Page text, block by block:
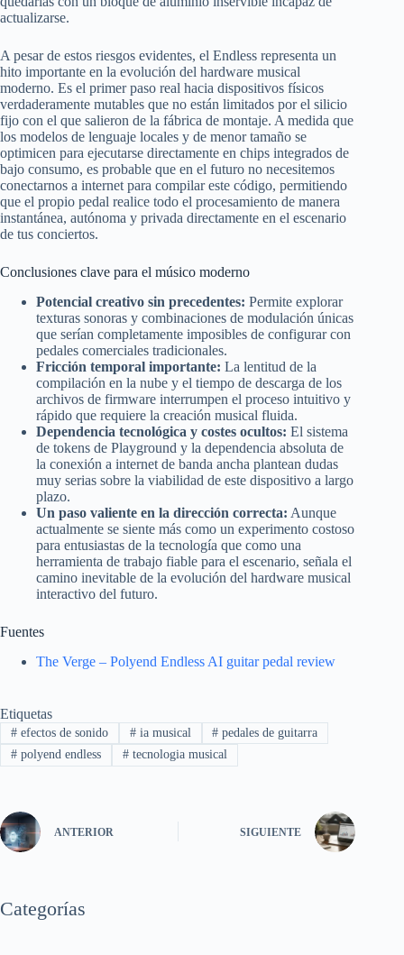
actualizarse.
A pesar de estos riesgos evidentes, el Endless representa un
hito importante en la evolución del hardware musical
moderno. Es el primer paso real hacia dispositivos físicos
verdaderamente mutables que no están limitados por el silicio
fijo con el que salieron de la fábrica de montaje. A medida que
los modelos de lenguaje locales y de menor tamaño se
optimicen para ejecutarse directamente en chips integrados de
bajo consumo, es probable que en el futuro no necesitemos
conectarnos a internet para compilar este código, permitiendo
que el propio pedal realice todo el procesamiento de manera
instantánea, autónoma y privada directamente en el escenario
de tus conciertos.
Conclusiones clave para el músico moderno
Potencial creativo sin precedentes: Permite explorar
texturas sonoras y combinaciones de modulación únicas
que serían completamente imposibles de configurar con
pedales comerciales tradicionales.
Fricción temporal importante: La lentitud de la
compilación en la nube y el tiempo de descarga de los
archivos de firmware interrumpen el proceso intuitivo y
rápido que requiere la creación musical fluida.
Dependencia tecnológica y costes ocultos: El sistema
de tokens de Playground y la dependencia absoluta de
la conexión a internet de banda ancha plantean dudas
muy serias sobre la viabilidad de este dispositivo a largo
plazo.
Un paso valiente en la dirección correcta: Aunque
actualmente se siente más como un experimento costoso
para entusiastas de la tecnología que como una
herramienta de trabajo fiable para el escenario, señala el
camino inevitable de la evolución del hardware musical
interactivo del futuro.
Fuentes
The Verge – Polyend Endless AI guitar pedal review
Etiquetas
#efectos de sonido #ia musical # pedales de guitarra
#polyend endless #tecnologia musical
ANTERIOR SIGUIENTE
Categorías